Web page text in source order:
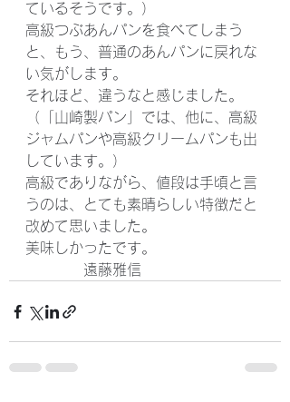
ているそうです。）
高級つぶあんパンを食べてしまう
と、もう、普通のあんパンに戻れな
い気がします。
それほど、違うなと感じました。
（「山崎製パン」では、他に、高級
ジャムパンや高級クリームパンも出
しています。）
高級でありながら、値段は手頃と言
うのは、とても素晴らしい特徴だと
改めて思いました。
美味しかったです。
遠藤雅信